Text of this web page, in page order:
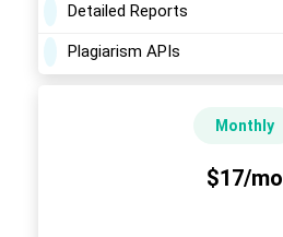
Detailed Reports
Plagiarism APIs
Monthly
$17/mo